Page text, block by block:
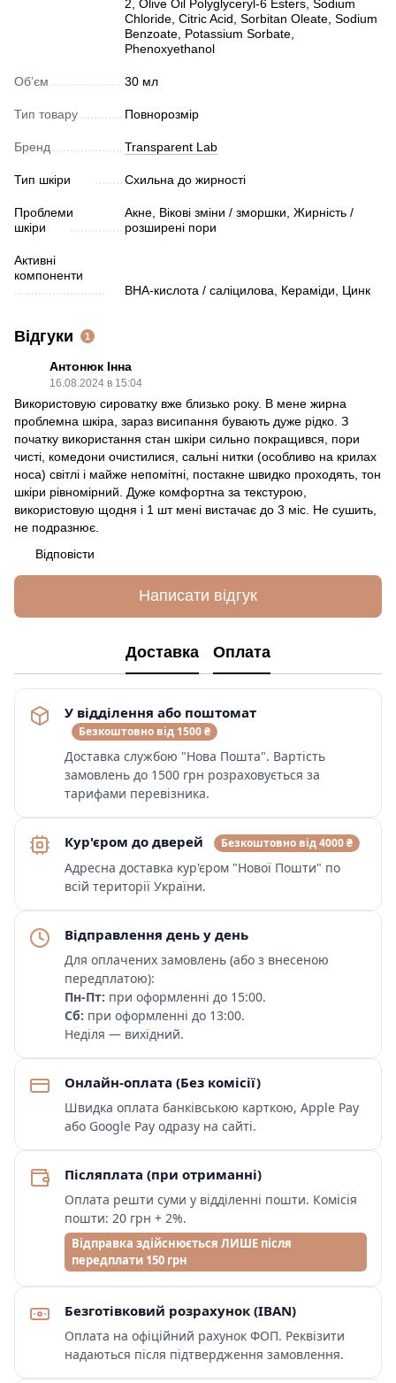
2, Olive Oil Polyglyceryl-6 Esters, Sodium
Chloride, Citric Acid, Sorbitan Oleate, Sodium
Benzoate, Potassium Sorbate,
Phenoxyethanol
Обʼєм 30 мл
Тип товару Повнорозмір
Бренд Transparent Lab
Тип шкіри Схильна до жирності
Проблеми
шкіри
Акне, Вікові зміни / зморшки, Жирність /
розширені пори
Активні
компоненти
ВHA-кислота / саліцилова, Кераміди, Цинк
Відгуки 1
Антонюк Інна
16.08.2024 в 15:04
Використовую сироватку вже близько року. В мене жирна
проблемна шкіра, зараз висипання бувають дуже рідко. З
початку використання стан шкіри сильно покращився, пори
чисті, комедони очистилися, сальні нитки (особливо на крилах
носа) світлі і майже непомітні, постакне швидко проходять, тон
шкіри рівномірний. Дуже комфортна за текстурою,
використовую щодня і 1 шт мені вистачає до 3 міс. Не сушить,
не подразнює.
Відповісти
Написати відгук
Доставка Оплата
У відділення або поштомат
Безкоштовно від 1500 ₴
Доставка службою "Нова Пошта". Вартість
замовлень до 1500 грн розраховується за
тарифами перевізника.
Кур'єром до дверей Безкоштовно від 4000 ₴
Адресна доставка кур'єром "Нової Пошти" по
всій території України.
Відправлення день у день
Для оплачених замовлень (або з внесеною
передплатою):
Пн-Пт: при оформленні до 15:00.
Сб: при оформленні до 13:00.
Неділя — вихідний.
Онлайн-оплата (Без комісії)
Швидка оплата банківською карткою, Apple Pay
або Google Pay одразу на сайті.
Післяплата (при отриманні)
Оплата решти суми у відділенні пошти. Комісія
пошти: 20 грн + 2%.
Відправка здійснюється ЛИШЕ після
передплати 150 грн
Безготівковий розрахунок (IBAN)
Оплата на офіційний рахунок ФОП. Реквізити
надаються після підтвердження замовлення.